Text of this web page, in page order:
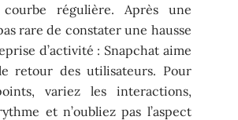
régulière. Après une
rare de constater une hausse
d’activité : Snapchat aime
retour des utilisateurs. Pour
variez les interactions,
et n’oubliez pas l’aspect